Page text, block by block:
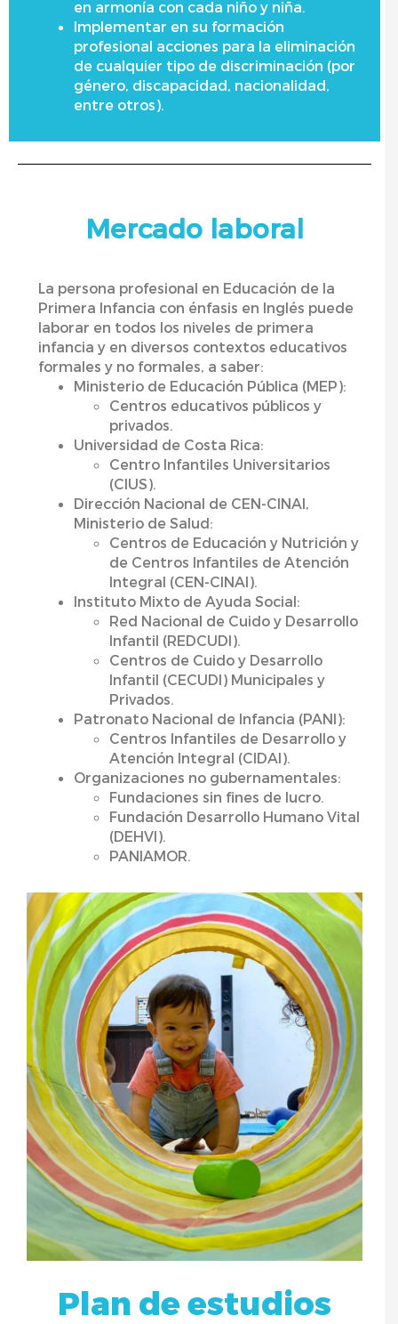
en armonía con cada niño y niña.
Implementar en su formación
profesional acciones para la eliminación
de cualquier tipo de discriminación (por
género, discapacidad, nacionalidad,
entre otros).
Mercado laboral
La persona profesional en Educación de la
Primera Infancia con énfasis en Inglés puede
laborar en todos los niveles de primera
infancia y en diversos contextos educativos
formales y no formales, a saber:
Ministerio de Educación Pública (MEP):
Centros educativos públicos y
privados.
Universidad de Costa Rica:
Centro Infantiles Universitarios
(CIUS).
Dirección Nacional de CEN-CINAI,
Ministerio de Salud:
Centros de Educación y Nutrición y
de Centros Infantiles de Atención
Integral (CEN-CINAI).
Instituto Mixto de Ayuda Social:
Red Nacional de Cuido y Desarrollo
Infantil (REDCUDI).
Centros de Cuido y Desarrollo
Infantil (CECUDI) Municipales y
Privados.
Patronato Nacional de Infancia (PANI):
Centros Infantiles de Desarrollo y
Atención Integral (CIDAI).
Organizaciones no gubernamentales:
Fundaciones sin fines de lucro.
Fundación Desarrollo Humano Vital
(DEHVI).
PANIAMOR.
Plan de estudios